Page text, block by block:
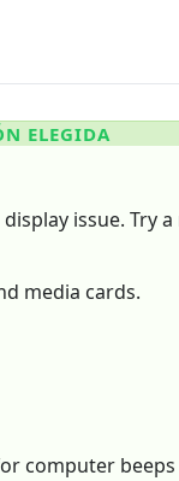
ELEGIDA
issue. Try
media cards.
computer